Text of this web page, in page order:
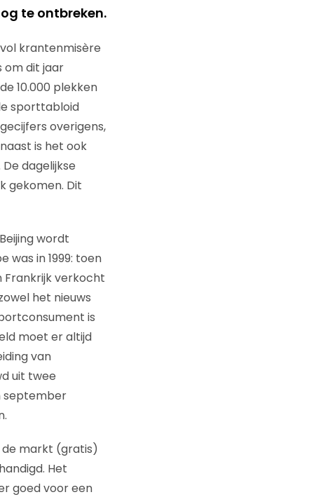
te ontbreken.
krantenmisère
om dit jaar
10.000 plekken
sporttabloid
overigens,
is het ook
dagelijkse
gekomen. Dit
wordt
was in 1999: toen
Frankrijk verkocht
het nieuws
is
moet er altijd
van
uit twee
september
markt (gratis)
Het
goed voor een